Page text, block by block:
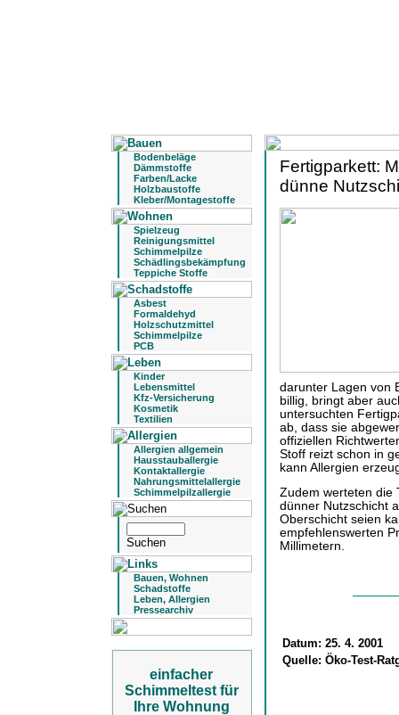
Bodenbeläge
Dämmstoffe
Farben/Lacke
Holzbaustoffe
Kleber/Montagestoffe
Spielzeug
Reinigungsmittel
Schimmelpilze
Schädlingsbekämpfung
Teppiche Stoffe
Asbest
Formaldehyd
Holzschutzmittel
Schimmelpilze
PCB
Kinder
Lebensmittel
Kfz-Versicherung
Kosmetik
Textilien
Allergien allgemein
Hausstauballergie
Kontaktallergie
Nahrungsmittelallergie
Schimmelpilzallergie
Bauen, Wohnen
Schadstoffe
Leben, Allergien
Pressearchiv
einfacher
Schimmeltest für
Ihre Wohnung
Fertigparkett:
dünne
darunter Lagen von
billig, bringt aber
untersuchten
ab, dass sie
offiziellen
Stoff reizt schon in
kann Allergien
Zudem werteten die
dünner Nutzschicht
Oberschicht seien
empfehlenswerten
Millimetern.
Datum: 25. 4. 2001
Quelle: Öko-Test-